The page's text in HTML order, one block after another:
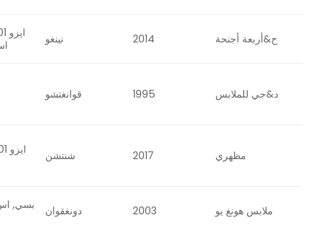
ح&أربعة أجنحة 2014 نينغو
د&جي للملابس 1995 قوانغتشو
مظهري 2017 شنتشن
ملابس هونغ يو 2003 دونغقوان
بسي,